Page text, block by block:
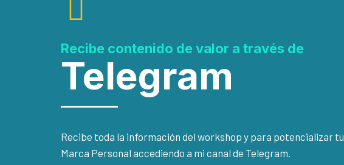
Recibe contenido de valor a través de
Telegram
Recibe toda la información del workshop y para potencializar tu
Marca Personal accediendo a mi canal de Telegram.